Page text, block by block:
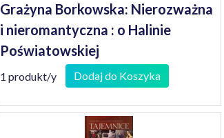
Grażyna Borkowska: Nierozważna
i nieromantyczna : o Halinie
Poświatowskiej
1 produkt/y Dodaj do Koszyka